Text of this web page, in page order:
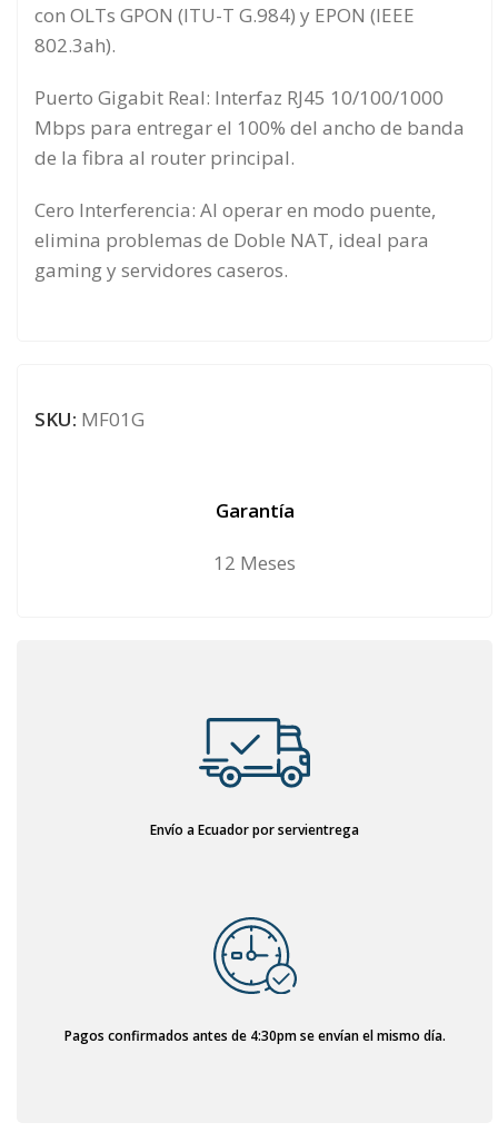
con OLTs GPON (ITU-T G.984) y EPON (IEEE
802.3ah).
Puerto Gigabit Real: Interfaz RJ45 10/100/1000
Mbps para entregar el 100% del ancho de banda
de la fibra al router principal.
Cero Interferencia: Al operar en modo puente,
elimina problemas de Doble NAT, ideal para
gaming y servidores caseros.
SKU: MF01G
Garantía
12 Meses
Envío a Ecuador por servientrega
Pagos confirmados antes de 4:30pm se envían el mismo día.